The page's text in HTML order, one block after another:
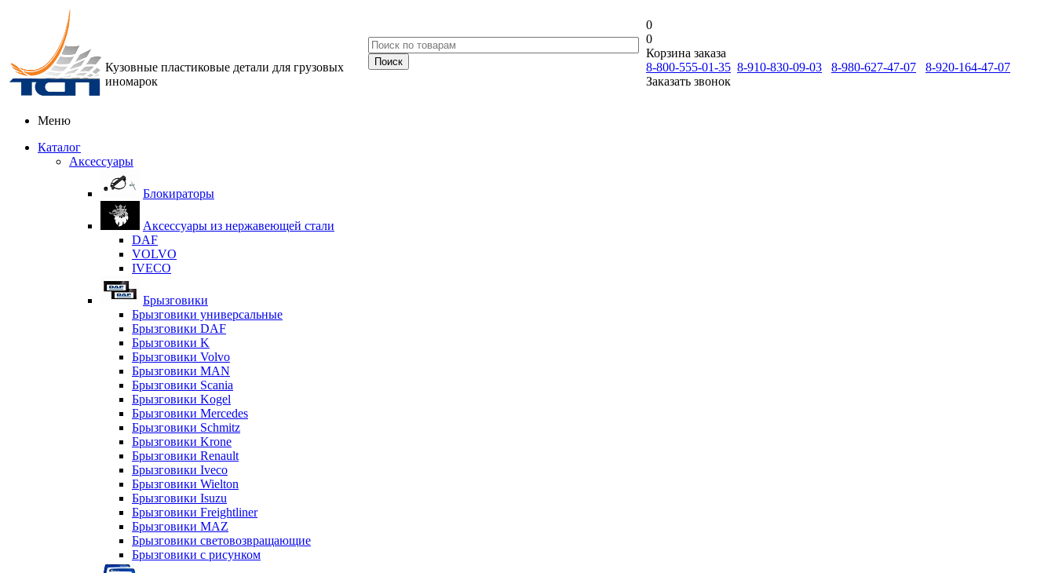
Кузовные пластиковые детали для грузовых
иномарок
0
0
Корзина заказа
8-800-555-01-35 8-910-830-09-03 8-980-627-47-07
8-920-164-47-07
Заказать звонок
Меню
Каталог
Аксессуары
Блокираторы
Аксессуары из нержавеющей стали
DAF
VOLVO
IVECO
Брызговики
Брызговики универсальные
Брызговики DAF
Брызговики K
Брызговики Volvo
Брызговики MAN
Брызговики Scania
Брызговики Kogel
Брызговики Mercedes
Брызговики Schmitz
Брызговики Krone
Брызговики Renault
Брызговики Iveco
Брызговики Wielton
Брызговики Isuzu
Брызговики Freightliner
Брызговики MAZ
Брызговики световозвращающие
Брызговики с рисунком